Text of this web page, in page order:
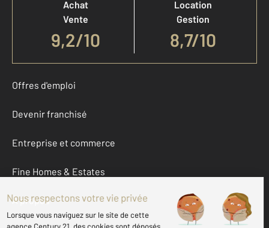
Achat
Vente
9,2/10
Location
Gestion
8,7/10
Offres d'emploi
Devenir franchisé
Entreprise et commerce
Fine Homes & Estates
À propos